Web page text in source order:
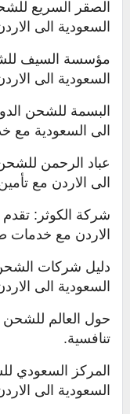
الصقر السريع
السعودية الى
مؤسسة السيف
السعودية الى
البسمة للشحن
الى السعودية مع
عباد الرحمن
الى الاردن مع
شركة الكوثر:
الاردن مع خدمات
دليل شركات
السعودية الى
حول العالم
تنافسية.
المركز السعودي
السعودية الى